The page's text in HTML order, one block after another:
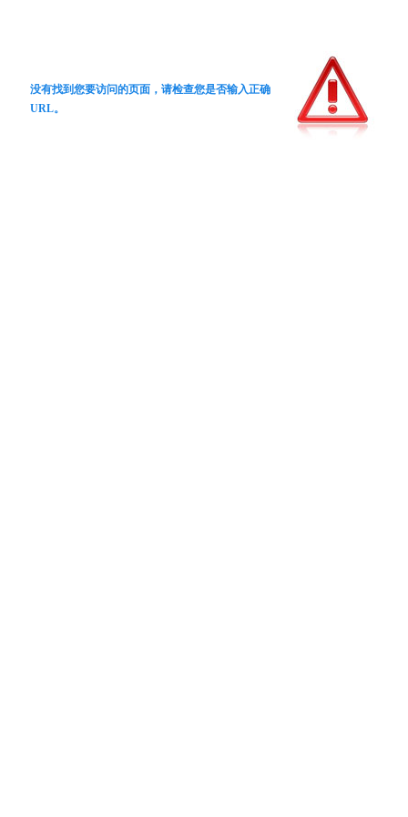
没有找到您要访问的页面，请检查您是否输入正确
URL。